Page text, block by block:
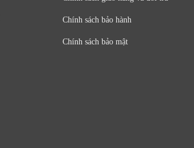
Chính sách bảo hành
Chính sách bảo mật